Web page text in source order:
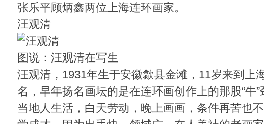
张乐平顾炳鑫两位上海连环画家。
汪观清
图说：汪观清在写生
汪观清，1931年生于安徽歙县金滩，11岁来到上
名，早年扬名画坛的是在连环画创作上的那股“
当地人生活，白天劳动，晚上画画，条件再苦也